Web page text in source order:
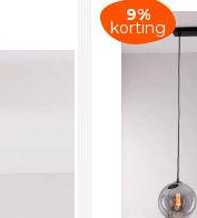
9%
korting